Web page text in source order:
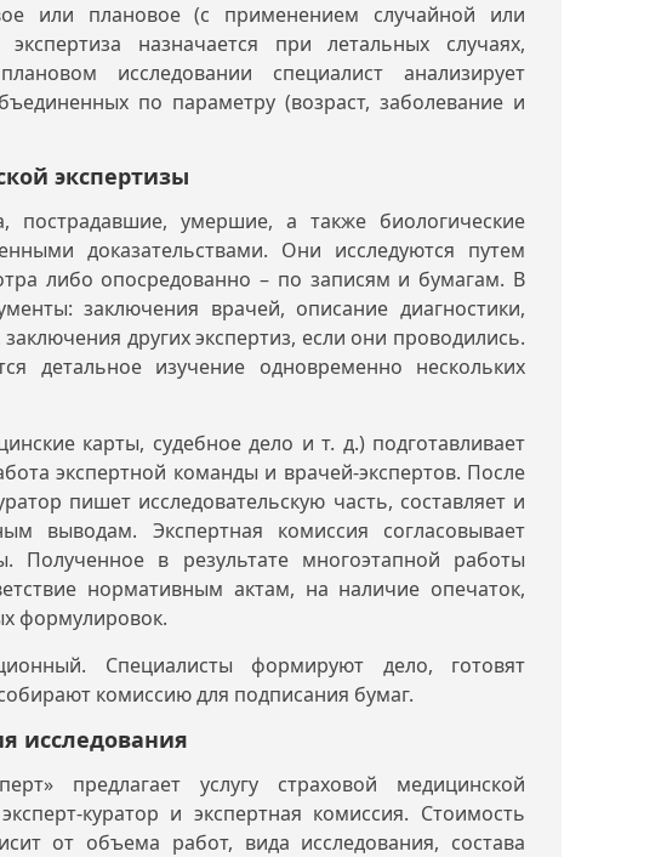
или плановое (с применением случайной или
назначается при летальных случаях,
исследовании специалист анализирует
по параметру (возраст, заболевание и
экспертизы
умершие, а также биологические
доказательствами. Они исследуются путем
либо опосредованно – по записям и бумагам. В
заключения врачей, описание диагностики,
других экспертиз, если они проводились.
детальное изучение одновременно нескольких
карты, судебное дело и т. д.) подготавливает
экспертной команды и врачей-экспертов. После
пишет исследовательскую часть, составляет и
выводам. Экспертная комиссия согласовывает
Полученное в результате многоэтапной работы
нормативным актам, на наличие опечаток,
формулировок.
Специалисты формируют дело, готовят
комиссию для подписания бумаг.
исследования
предлагает услугу страховой медицинской
куратор и экспертная комиссия. Стоимость
от объема работ, вида исследования, состава